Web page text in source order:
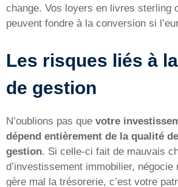
change. Vos loyers en livres sterling
peuvent fondre à la conversion si
Les risques liés à
de gestion
N’oublions pas que votre
dépend entièrement de la qualité
gestion. Si celle-ci fait de mauvais
d’investissement immobilier, négocie
gère mal la trésorerie, c’est votre